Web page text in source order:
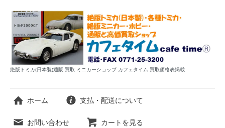
絶版トミカ(日本製)通販 買取 ミニカーショップ カフェタイム 買取価格表掲載
ホーム 支払・配送について
お問い合わせ カートを見る